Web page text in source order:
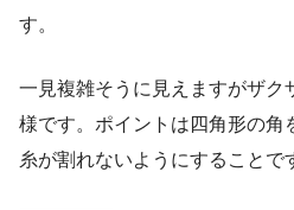
す。
一見複雑そうに見えますがザク
様です。ポイントは四角形の角
糸が割れないようにすることで